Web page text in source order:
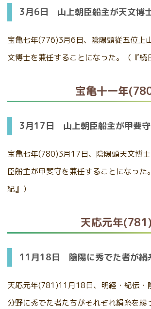
3月6日 山上朝臣船主が天文博
宝亀七年(776)3月6日、陰陽頭従五位上
文博士を兼任することになった。（『続
宝亀十一年
3月17日 山上朝臣船主が甲斐守
宝亀七年(780)3月17日、陰陽頭天文博
臣船主が甲斐守を兼任することになった
紀』）
天応元年(781)
11月18日 陰陽に秀でた者が絹
天応元年(781)11月18日、明経・紀伝・
分野に秀でた者たちがそれぞれ絹糸を賜